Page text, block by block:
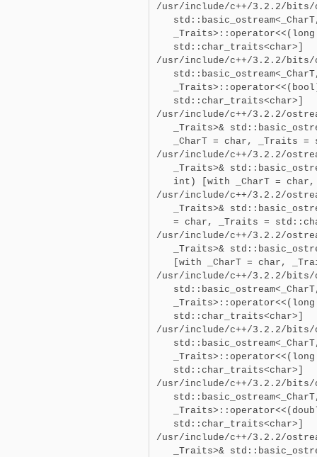
/usr/include/c++/3.2.2/bits/
   std::char_traits<char>]
/usr/include/c++/3.2.2/bits/
   std::char_traits<char>]
/usr/include/c++/3.2.2/
_Traits>&
_CharT = char, _Traits =
/usr/include/c++/3.2.2/
_Traits>&
int) [with _CharT =
/usr/include/c++/3.2.2/
_Traits>&
= char, _Traits =
/usr/include/c++/3.2.2/
_Traits>&
[with _CharT = char,
/usr/include/c++/3.2.2/bits/
   std::char_traits<char>]
/usr/include/c++/3.2.2/bits/
   std::char_traits<char>]
/usr/include/c++/3.2.2/bits/
   std::char_traits<char>]
/usr/include/c++/3.2.2/
_Traits>&